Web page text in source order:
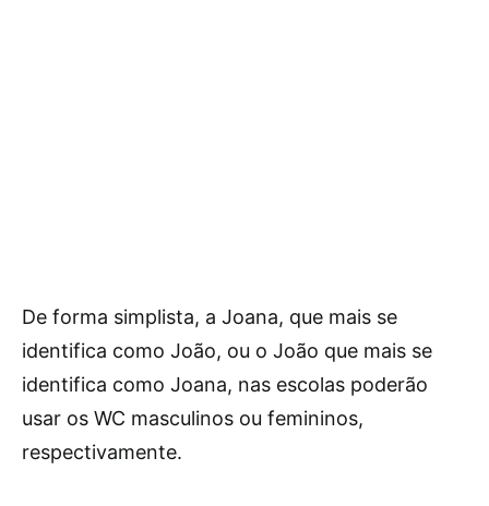
De forma simplista, a Joana, que mais se
identifica como João, ou o João que mais se
identifica como Joana, nas escolas poderão
usar os WC masculinos ou femininos,
respectivamente.